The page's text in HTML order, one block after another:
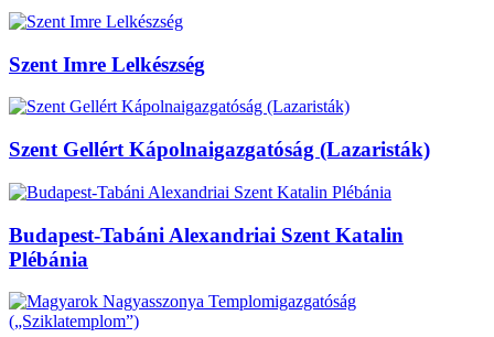
Szent Imre Lelkészség
Szent Gellért Kápolnaigazgatóság (Lazaristák)
Budapest-Tabáni Alexandriai Szent Katalin
Plébánia